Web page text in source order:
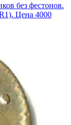
без фестонов.
Цена 4000